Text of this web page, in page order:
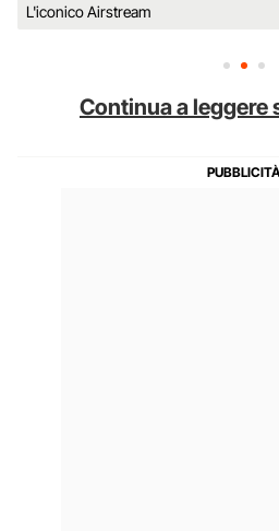
L'iconico Airstream
Continua a leggere